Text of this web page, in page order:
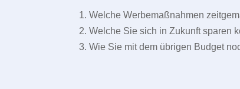
1. Welche Werbemaßnahmen
2. Welche Sie sich in Zukunft sparen
3. Wie Sie mit dem übrigen Budget